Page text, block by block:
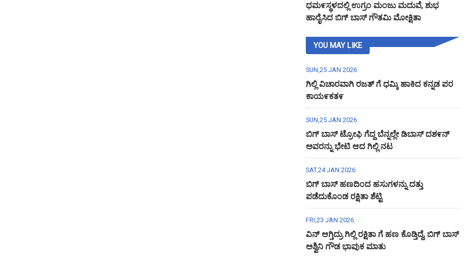
ಧಮ೯ಸ್ಥಳದಲ್ಲಿ ಉಗ್ರಂ ಮಂಜು ಮದುವೆ, ಶುಭ
ಹಾರೈಸಿದ ಬಿಗ್ ಬಾಸ್ ಗೌತಮಿ ಮೋಕ್ಷಿತಾ
YOU MAY LIKE
SUN,25 JAN 2026
ಗಿಲ್ಲಿ ವಿಚಾರವಾಗಿ ರಜತ್ ಗೆ ಧಮ್ಕಿ ಹಾಕಿದ ಕನ್ನಡ ಪರ
ಕಾಯ೯ಕತ೯
SUN,25 JAN 2026
ಬಿಗ್ ಬಾಸ್ ಟ್ರೋಫಿ ಗೆದ್ದ ಬೆನ್ನಲ್ಲೇ ಡಿಬಾಸ್ ದಶ೯ನ್
ಅವರನ್ನು ಭೇಟಿ ಆದ ಗಿಲ್ಲಿ ನಟ
SAT,24 JAN 2026
ಬಿಗ್ ಬಾಸ್ ಹಣದಿಂದ ಹಸುಗಳನ್ನು ದತ್ತು
ಪಡೆದುಕೊಂಡ ರಕ್ಷಿತಾ ಶೆಟ್ಟಿ
FRI,23 JAN 2026
ವಿನ್ ಆಗ್ತಿದ್ರು ಗಿಲ್ಲಿ ರಕ್ಷಿತಾ ಗೆ ಹಣ ಕೊಡ್ತಿದ್ದೆ, ಬಿಗ್ ಬಾಸ್
ಅಶ್ವಿನಿ ಗೌಡ ಭಾವುಕ ಮಾತು